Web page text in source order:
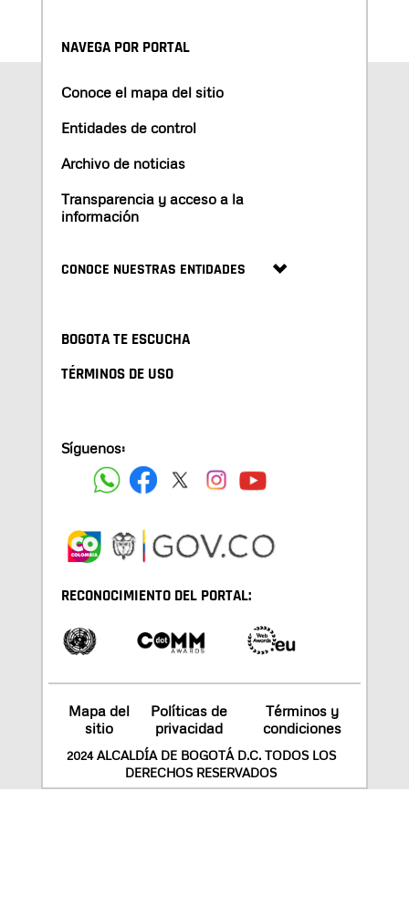
NAVEGA POR PORTAL
Conoce el mapa del sitio
Entidades de control
Archivo de noticias
Transparencia y acceso a la
información
CONOCE NUESTRAS ENTIDADES
BOGOTA TE ESCUCHA
TÉRMINOS DE USO
Síguenos:
RECONOCIMIENTO DEL PORTAL:
Mapa del
sitio
Políticas de
privacidad
Términos y
condiciones
2024 ALCALDÍA DE BOGOTÁ D.C. TODOS LOS
DERECHOS RESERVADOS